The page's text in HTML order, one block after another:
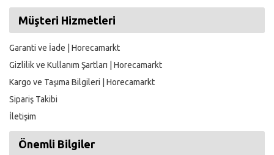
Müşteri Hizmetleri
Garanti ve İade | Horecamarkt
Gizlilik ve Kullanım Şartları | Horecamarkt
Kargo ve Taşıma Bilgileri | Horecamarkt
Sipariş Takibi
İletişim
Önemli Bilgiler